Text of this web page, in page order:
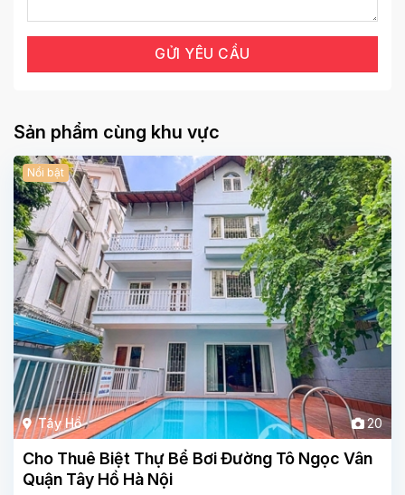
Sản phẩm cùng khu vực
Tây Hồ 20
Nổi bật
Cho Thuê Biệt Thự Bể Bơi Đường Tô Ngọc Vân
Quận Tây Hồ Hà Nội